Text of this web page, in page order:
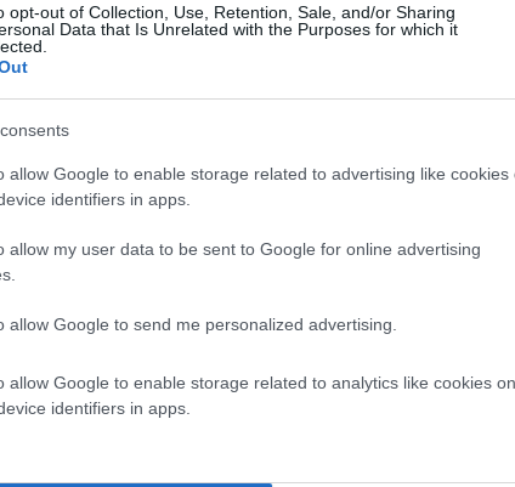
opt-out of Collection, Use, Retention, Sale, and/or Sharing
Data that Is Unrelated with the Purposes for which it
allow Google to enable storage related to advertising like cookies
identifiers in apps.
allow my user data to be sent to Google for online advertising
allow Google to send me personalized advertising.
allow Google to enable storage related to analytics like cookies on
identifiers in apps.
στο ΕΝ ΑΝΔΡΩ οδήγησε σε αρκετές